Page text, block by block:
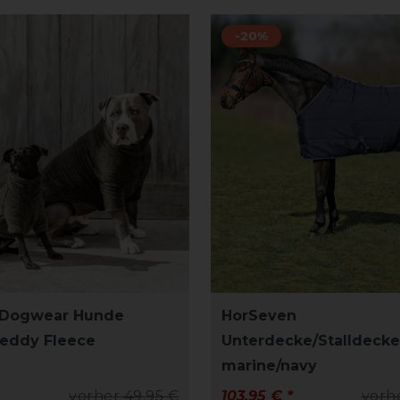
Hunde
Fleece
vorher 49,95 €
-20%
HorSeven
Unterdecke/
marine/navy
103,95 € *